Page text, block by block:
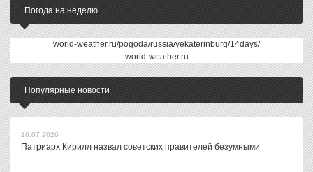
Погода на неделю
world-weather.ru/pogoda/russia/yekaterinburg/14days/
world-weather.ru
Популярные новости
16.07.2026
Патриарх Кирилл назвал советских правителей безумными